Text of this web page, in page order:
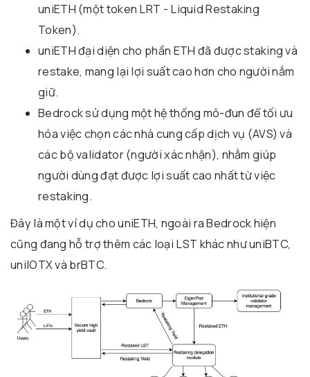
uniETH (một token LRT - Liquid Restaking
Token).
uniETH đại diện cho phần ETH đã được staking và
restake, mang lại lợi suất cao hơn cho người nắm
giữ.
Bedrock sử dụng một hệ thống mô-đun để tối ưu
hóa việc chọn các nhà cung cấp dịch vụ (AVS) và
các bộ validator (người xác nhận), nhằm giúp
người dùng đạt được lợi suất cao nhất từ việc
restaking.
Đây là một ví dụ cho uniETH, ngoài ra Bedrock hiện
cũng đang hỗ trợ thêm các loại LST khác như uniBTC,
uniIOTX và brBTC.